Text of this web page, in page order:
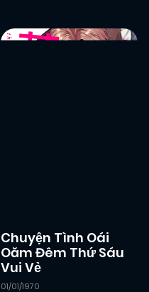
Chuyện Tình Oái
Oăm Đêm Thứ Sáu
Vui Vẻ
01/01/1970